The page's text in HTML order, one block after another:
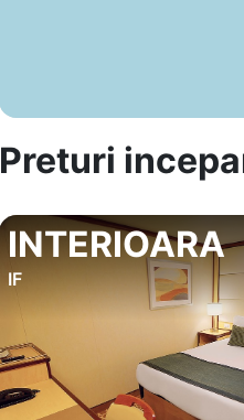
Preturi
INTERIOARA
IF